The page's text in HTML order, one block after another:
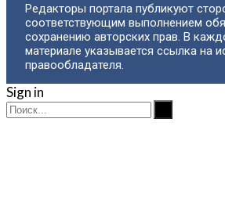
Редакторы портала публикуют
соответствующим выполнением
сохранению авторских прав. В
материале указывается ссылка на
правообладателя.
Sign in